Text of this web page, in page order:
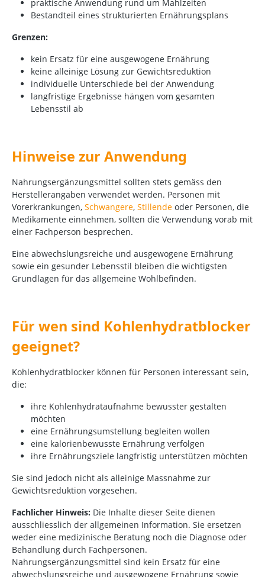
praktische Anwendung rund um Mahlzeiten
Bestandteil eines strukturierten Ernährungsplans
Grenzen:
kein Ersatz für eine ausgewogene Ernährung
keine alleinige Lösung zur Gewichtsreduktion
individuelle Unterschiede bei der Anwendung
langfristige Ergebnisse hängen vom gesamten
Lebensstil ab
Hinweise zur Anwendung
Nahrungsergänzungsmittel sollten stets gemäss den
Herstellerangaben verwendet werden. Personen mit
Vorerkrankungen, Schwangere, Stillende oder Personen, die
Medikamente einnehmen, sollten die Verwendung vorab mit
einer Fachperson besprechen.
Eine abwechslungsreiche und ausgewogene Ernährung
sowie ein gesunder Lebensstil bleiben die wichtigsten
Grundlagen für das allgemeine Wohlbefinden.
Für wen sind Kohlenhydratblocker
geeignet?
Kohlenhydratblocker können für Personen interessant sein,
die:
ihre Kohlenhydrataufnahme bewusster gestalten
möchten
eine Ernährungsumstellung begleiten wollen
eine kalorienbewusste Ernährung verfolgen
ihre Ernährungsziele langfristig unterstützen möchten
Sie sind jedoch nicht als alleinige Massnahme zur
Gewichtsreduktion vorgesehen.
Fachlicher Hinweis: Die Inhalte dieser Seite dienen
ausschliesslich der allgemeinen Information. Sie ersetzen
weder eine medizinische Beratung noch die Diagnose oder
Behandlung durch Fachpersonen.
Nahrungsergänzungsmittel sind kein Ersatz für eine
abwechslungsreiche und ausgewogene Ernährung sowie